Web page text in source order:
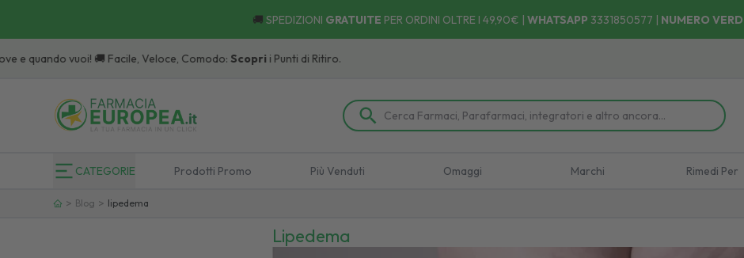
🚚 SPEDIZIONI GRATUITE PER ORDINI OLTRE I 49,90€ | WHATSAPP 3331850577 | NUMERO
CATEGORIE Prodotti Promo Più Venduti Omaggi Marchi Rimedi Per
> Blog > lipedema
Lipedema